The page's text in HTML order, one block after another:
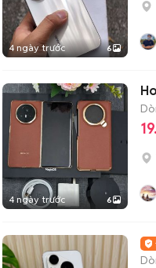
4 ngày trước 6
4 ngày trước 6